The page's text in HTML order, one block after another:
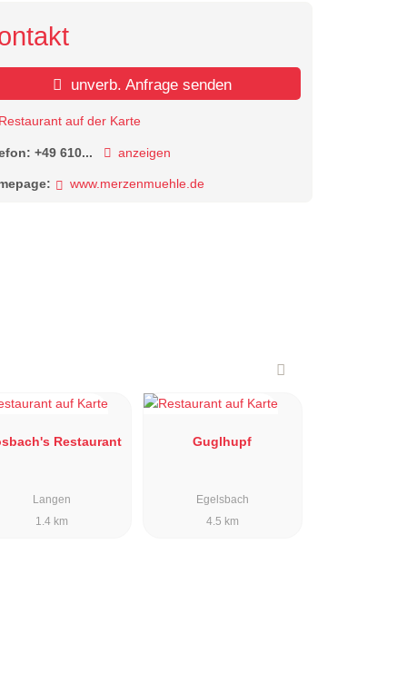
unverb. Anfrage senden
Restaurant auf der Karte
+49 610... anzeigen
www.merzenmuehle.de
Restaurant
Langen
1.4 km
Guglhupf
Egelsbach
4.5 km